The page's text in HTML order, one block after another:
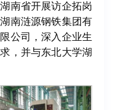
南省开展访企拓岗
南涟源钢铁集团有
公司，深入企业生
，并与东北大学湖